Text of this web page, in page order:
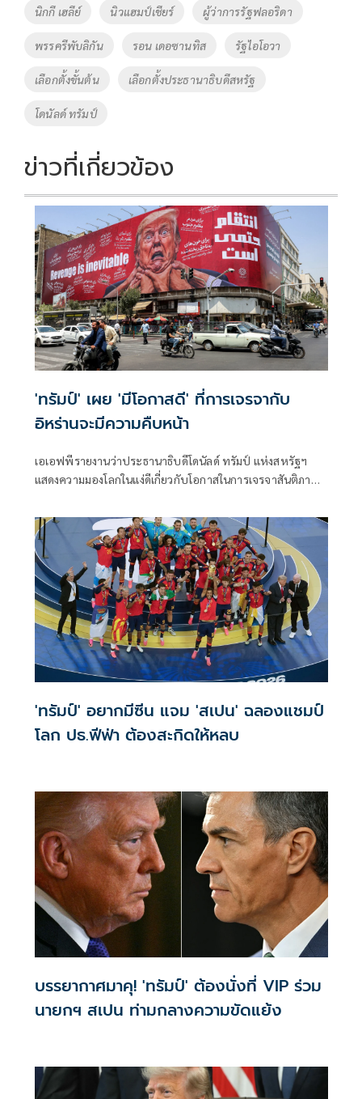
o
o
k
Li
Tags
นิกกี เฮลีย์ นิวแฮมป์เชียร์ ผู้ว่าการรัฐฟลอริดา
พรรครีพับลิกัน รอน เดอซานทิส รัฐไอโอวา
เลือกตั้งขั้นต้น เลือกตั้งประธานาธิบดีสหรัฐ
โดนัลด์ ทรัมป์
ข่าวที่เกี่ยวข้อง
'ทรัมป์' เผย 'มีโอกาสดี' ที่การเจรจากับ
อิหร่านจะมีความคืบหน้า
เอเอฟพีรายงานว่าประธานาธิบดีโดนัลด์ ทรัมป์ แห่งสหรัฐฯ
แสดงความมองโลกในแง่ดีเกี่ยวกับโอกาสในการเจรจาสันติภาพ
ที่สามติดต่อกัน
'ทรัมป์' อยากมีซีน แจม 'สเปน' ฉลองแชมป์
โลก ปธ.ฟีฟ่า ต้องสะกิดให้หลบ
บรรยากาศมาคุ! 'ทรัมป์' ต้องนั่งที่ VIP ร่วม
นายกฯ สเปน ท่ามกลางความขัดแย้ง